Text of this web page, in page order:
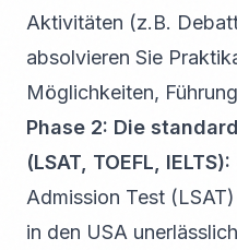
Aktivitäten (z.B.
absolvieren Sie
Möglichkeiten,
Phase 2: Die
(LSAT, TOEFL, IELTS):
Admission Test
in den USA